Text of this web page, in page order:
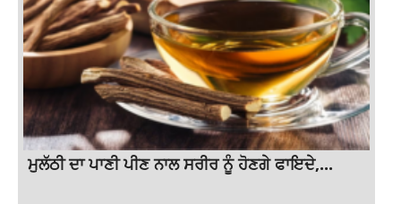
ਮੁਲੱਠੀ ਦਾ ਪਾਣੀ ਪੀਣ ਨਾਲ ਸਰੀਰ ਨੂੰ ਹੋਣਗੇ ਫਾਇਦੇ,...